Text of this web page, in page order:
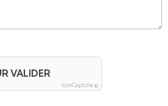
VALIDER
IconCaptcha ©